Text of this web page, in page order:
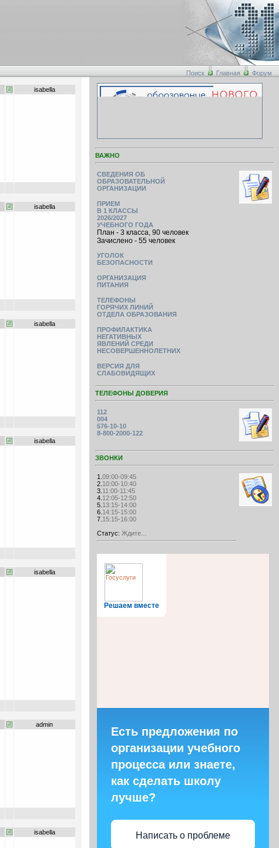
Поиск Главная Форум
isabella
isabella
isabella
isabella
isabella
admin
isabella
ВАЖНО
СВЕДЕНИЯ ОБ
ОБРАЗОВАТЕЛЬНОЙ
ОРГАНИЗАЦИИ
ПРИЕМ
В 1 КЛАССЫ
2026/2027
УЧЕБНОГО ГОДА
План - 3 класса, 90 человек
Зачислено - 55 человек
УГОЛОК
БЕЗОПАСНОСТИ
ОРГАНИЗАЦИЯ
ПИТАНИЯ
ТЕЛЕФОНЫ
ГОРЯЧИХ ЛИНИЙ
ОТДЕЛА ОБРАЗОВАНИЯ
ПРОФИЛАКТИКА
НЕГАТИВНЫХ
ЯВЛЕНИЙ СРЕДИ
НЕСОВЕРШЕННОЛЕТНИХ
ВЕРСИЯ ДЛЯ
СЛАБОВИДЯЩИХ
ТЕЛЕФОНЫ ДОВЕРИЯ
112
004
576-10-10
8-800-2000-122
ЗВОНКИ
1. 09:00-09:45
2. 10:00-10:40
3. 11:00-11:45
4. 12:05-12:50
5. 13:15-14:00
6. 14:15-15:00
7. 15:15-16:00
Статус: Ждите...
Решаем вместе
Есть предложения по
организации учебного
процесса или знаете,
как сделать школу
лучше?
Написать о проблеме